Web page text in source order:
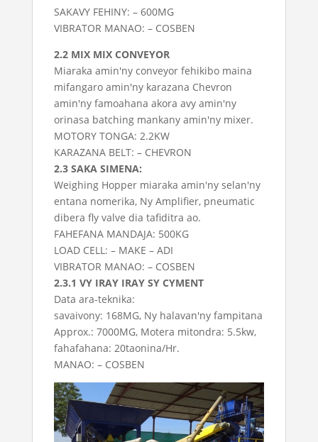
SAKAVY FEHINY: – 600MG
VIBRATOR MANAO: – COSBEN
2.2 MIX MIX CONVEYOR
Miaraka amin'ny conveyor fehikibo maina
mifangaro amin'ny karazana Chevron
amin'ny famoahana akora avy amin'ny
orinasa batching mankany amin'ny mixer.
MOTORY TONGA: 2.2KW
KARAZANA BELT: – CHEVRON
2.3 SAKA SIMENA:
Weighing Hopper miaraka amin'ny selan'ny
entana nomerika, Ny Amplifier, pneumatic
dibera fly valve dia tafiditra ao.
FAHEFANA MANDAJA: 500KG
LOAD CELL: – MAKE – ADI
VIBRATOR MANAO: – COSBEN
2.3.1 VY IRAY IRAY SY CYMENT
Data ara-teknika:
savaivony: 168MG, Ny halavan'ny fampitana
Approx.: 7000MG, Motera mitondra: 5.5kw,
fahafahana: 20taonina/Hr.
MANAO: – COSBEN